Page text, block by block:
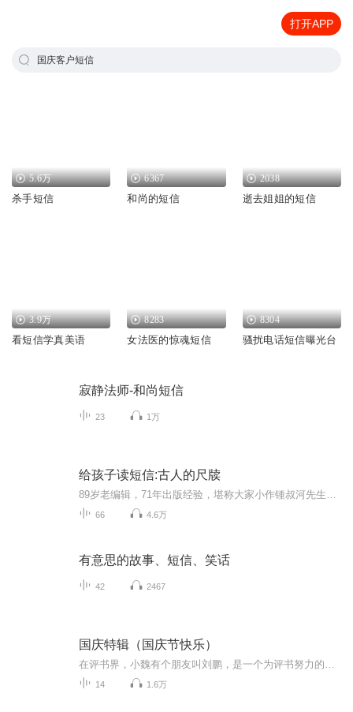
打开APP
国庆客户短信
5.6万
杀手短信
6367
和尚的短信
2038
逝去姐姐的短信
3.9万
看短信学真美语
8283
女法医的惊魂短信
8304
骚扰电话短信曝光台
寂静法师-和尚短信
23 1万
给孩子读短信:古人的尺牍
66 4.6万
有意思的故事、短信、笑话
42 2467
国庆特辑（国庆节快乐）
14 1.6万